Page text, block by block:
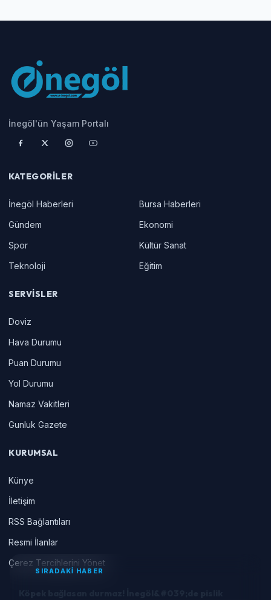
İnegöl'ün Yaşam Portalı
KATEGORILER
İnegöl Haberleri
Bursa Haberleri
Gündem
Ekonomi
Spor
Kültür Sanat
Teknoloji
Eğitim
SERVISLER
Doviz
Hava Durumu
Puan Durumu
Yol Durumu
Namaz Vakitleri
Gunluk Gazete
KURUMSAL
Künye
İletişim
RSS Bağlantıları
Resmi İlanlar
Çerez Tercihlerini Yönet
SIRADAKİ HABER